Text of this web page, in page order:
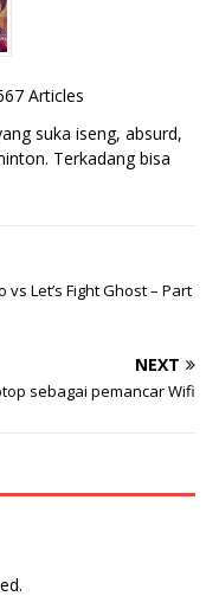
Articles
suka iseng, absurd,
Terkadang bisa
Let’s Fight Ghost – Part
NEXT
sebagai pemancar Wifi